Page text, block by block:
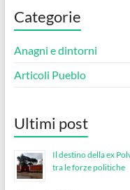
Categorie
Anagni e dintorni
Articoli Pueblo
Ultimi post
Il destino della ex
tra le forze politiche